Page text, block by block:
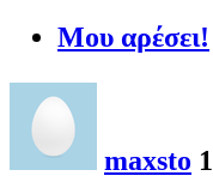
Μου αρέσει!
maxsto